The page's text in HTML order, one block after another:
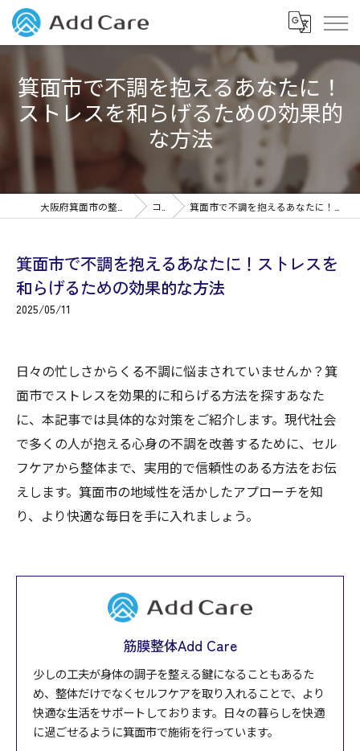
箕面市で不調を抱えるあなたに！
ストレスを和らげるための効果的
な方法
コラム 箕面市で不調を抱えるあなたに！ストレスを和らげるための効果的な方法
箕面市で不調を抱えるあなたに！ストレスを
和らげるための効果的な方法
2025/05/11
日々の忙しさからくる不調に悩まされていませんか？箕
面市でストレスを効果的に和らげる方法を探すあなた
に、本記事では具体的な対策をご紹介します。現代社会
で多くの人が抱える心身の不調を改善するために、セル
フケアから整体まで、実用的で信頼性のある方法をお伝
えします。箕面市の地域性を活かしたアプローチを知
り、より快適な毎日を手に入れましょう。
筋膜整体Add Care
少しの工夫が身体の調子を整える鍵になることもあるた
め、整体だけでなくセルフケアを取り入れることで、より
快適な生活をサポートしております。日々の暮らしを快適
に過ごせるように箕面市で施術を行っています。